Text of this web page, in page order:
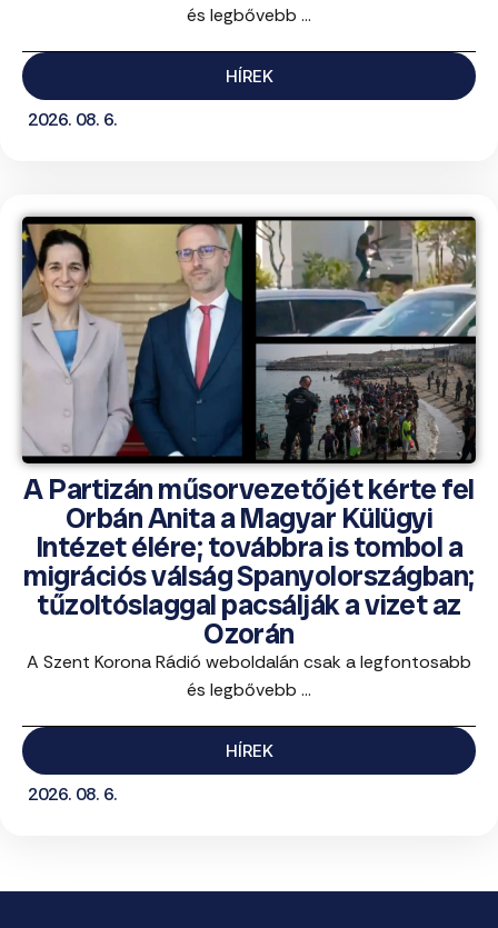
és legbővebb ...
HÍREK
2026. 08. 6.
A Partizán műsorvezetőjét kérte fel
Orbán Anita a Magyar Külügyi
Intézet élére; továbbra is tombol a
migrációs válság Spanyolországban;
tűzoltóslaggal pacsálják a vizet az
Ozorán
A Szent Korona Rádió weboldalán csak a legfontosabb
és legbővebb ...
HÍREK
2026. 08. 6.